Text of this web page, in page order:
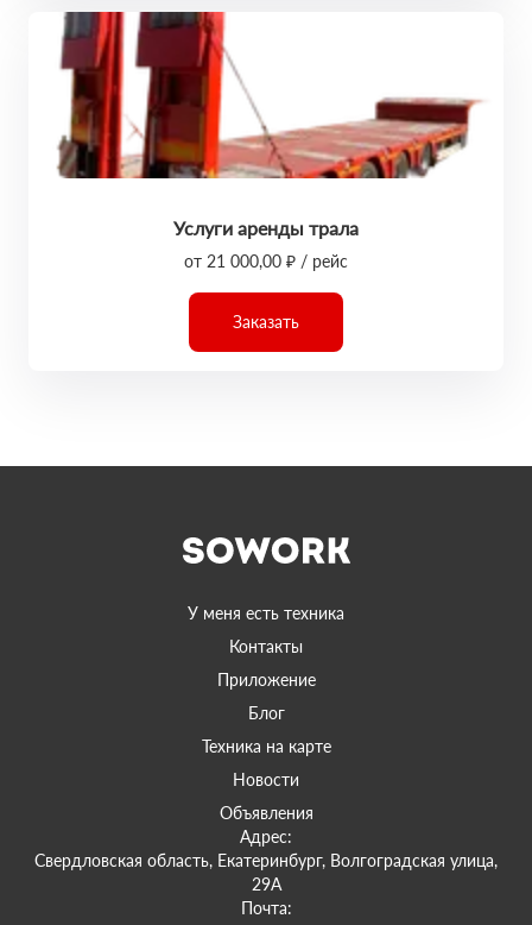
Услуги аренды трала
от 21 000,00 ₽ / рейс
Заказать
У меня есть техника
Контакты
Приложение
Блог
Техника на карте
Новости
Объявления
Адрес:
Свердловская область, Екатеринбург, Волгоградская улица,
29А
Почта: